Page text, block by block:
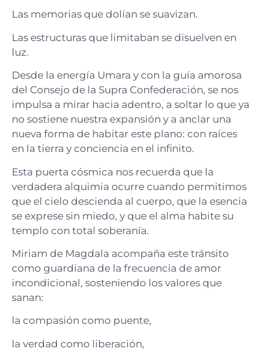
Las memorias que dolían se suavizan.
Las estructuras que limitaban se disuelven en
luz.
Desde la energía Umara y con la guía amorosa
del Consejo de la Supra Confederación, se nos
impulsa a mirar hacia adentro, a soltar lo que ya
no sostiene nuestra expansión y a anclar una
nueva forma de habitar este plano: con raíces
en la tierra y conciencia en el infinito.
Esta puerta cósmica nos recuerda que la
verdadera alquimia ocurre cuando permitimos
que el cielo descienda al cuerpo, que la esencia
se exprese sin miedo, y que el alma habite su
templo con total soberanía.
Miriam de Magdala acompaña este tránsito
como guardiana de la frecuencia de amor
incondicional, sosteniendo los valores que
sanan:
la compasión como puente,
la verdad como liberación,